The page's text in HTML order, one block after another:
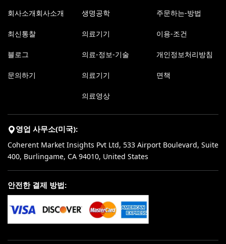
회사소개회사소개
최신통찰
블로그
문의하기
생명공학
의료기기
의료-정보-기술
의료기기
의료영상
주문하는-방법
이용-조건
개인정보처리방침
면책
영업 사무소(미국):
Coherent Market Insights Pvt Ltd, 533 Airport Boulevard, Suite
400, Burlingame, CA 94010, United States
안전한 결제 방법: